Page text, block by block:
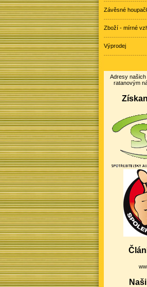
Závěsné
Zboží - mírné
Výprodej
Adresy
ratanovým